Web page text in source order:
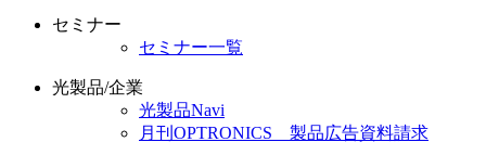
セミナー
セミナー一覧
光製品/企業
光製品Navi
月刊OPTRONICS 製品広告資料請求